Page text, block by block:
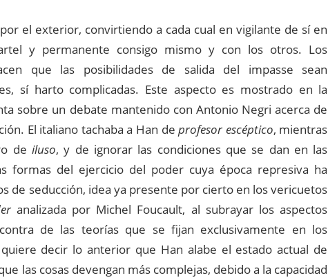
el exterior, convirtiendo a cada cual en vigilante de sí en
y permanente consigo mismo y con los otros. Los
que las posibilidades de salida del impasse sean
sí harto complicadas. Este aspecto es mostrado en la
sobre un debate mantenido con Antonio Negri acerca de
El italiano tachaba a Han deprofesor escéptico, mientras
de iluso, y de ignorar las condiciones que se dan en las
formas del ejercicio del poder cuya época represiva ha
de seducción, idea ya presente por cierto en los vericuetos
analizada por Michel Foucault, al subrayar los aspectos
de las teorías que se fijan exclusivamente en los
decir lo anterior que Han alabe el estado actual de
las cosas devengan más complejas, debido a la capacidad